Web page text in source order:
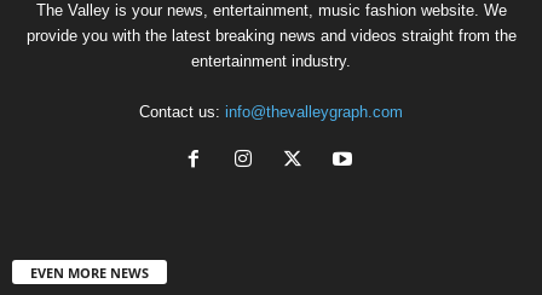
The Valley is your news, entertainment, music fashion website. We
provide you with the latest breaking news and videos straight from the
entertainment industry.
Contact us: info@thevalleygraph.com
EVEN MORE NEWS